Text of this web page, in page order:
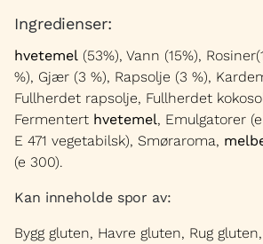
Ingredienser:
hvetemel (53%), Vann (15%),
%), Gjær (3 %), Rapsolje (3 %),
Fullherdet rapsolje, Fullherdet
Fermentert hvetemel, Emulgatorer
E 471 vegetabilsk), Smøraroma,
(e 300).
Kan inneholde spor av:
Bygg gluten, Havre gluten, Rug